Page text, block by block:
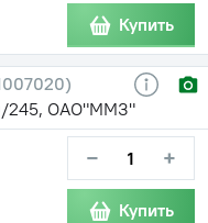
Купить
245, ОАО"ММЗ"
− +
Купить